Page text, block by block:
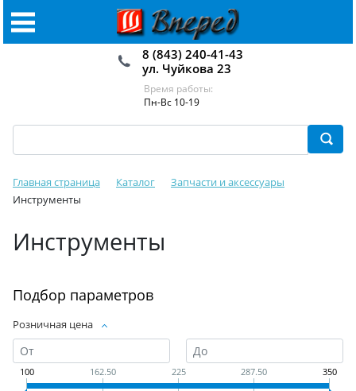
8 (843) 240-41-43
ул. Чуйкова 23
Время работы:
Пн-Вс 10-19
Главная страница Каталог
Запчасти и аксессуары
Инструменты
Инструменты
Подбор параметров
Розничная цена
100 162.50 225 287.50 350